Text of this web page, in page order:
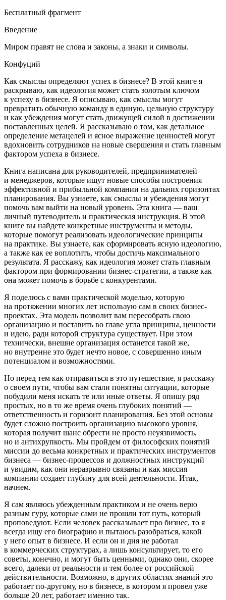
Бесплатный фрагмент
Введение
Миром правят не слова и законы, а знаки и символы.
Конфуций
Как смыслы определяют успех в бизнесе? В этой книге я
раскрываю, как идеология может стать золотым ключом
к успеху в бизнесе. Я описываю, как смыслы могут
превратить обычную команду в единую, цельную структуру
и как убеждения могут стать движущей силой в достижении
поставленных целей. Я рассказываю о том, как детальное
определение метацелей и ясное выражение ценностей могут
вдохновить сотрудников на новые свершения и стать главным
фактором успеха в бизнесе.
Книга написана для руководителей, предпринимателей
и менеджеров, которые ищут новые способы построения
эффективной и прибыльной компании на дальних горизонтах
планирования. Вы узнаете, как смыслы и убеждения могут
помочь вам выйти на новый уровень. Эта книга — ваш
личный путеводитель и практическая инструкция. В этой
книге вы найдете конкретные инструменты и методы,
которые помогут реализовать идеологические принципы
на практике. Вы узнаете, как сформировать ясную идеологию,
а также как ее воплотить, чтобы достичь максимального
результата. Я расскажу, как идеология может стать главным
фактором при формировании бизнес-стратегии, а также как
она может помочь в борьбе с конкурентами.
Я поделюсь с вами практической моделью, которую
на протяжении многих лет использую сам в своих бизнес-
проектах. Эта модель позволит вам пересобрать свою
организацию и поставить во главе угла принципы, ценности
и идею, ради которой структура существует. При этом
технически, внешне организация останется такой же,
но внутренне это будет нечто новое, с совершенно иным
потенциалом и возможностями.
Но перед тем как отправиться в это путешествие, я расскажу
о своем пути, чтобы вам стали понятны ситуации, которые
побудили меня искать те или иные ответы. Я опишу ряд
простых, но в то же время очень глубоких понятий —
ответственность и горизонт планирования. Без этой основы
будет сложно построить организацию высокого уровня,
которая получит шанс обрести не просто неуязвимость,
но и антихрупкость. Мы пройдем от философских понятий
миссии до весьма конкретных и практических инструментов
бизнеса — бизнес-процессов и должностных инструкций
и увидим, как они неразрывно связаны и как миссия
компании создает глубину для всей деятельности. Итак,
начнем.
Я сам являюсь убежденным практиком и не очень верю
разным гуру, которые сами не прошли тот путь, который
проповедуют. Если человек рассказывает про бизнес, то я
всегда ищу его биографию и пытаюсь разобраться, какой
у него опыт в бизнесе. И если он и дня не работал
в коммерческих структурах, а лишь консультирует, то его
советы, конечно, и могут быть ценными, однако они, скорее
всего, далеки от реальности и тем более от российской
действительности. Возможно, в других областях знаний это
работает по-другому, но в бизнесе, в котором я провел уже
больше 20 лет, работает именно так.